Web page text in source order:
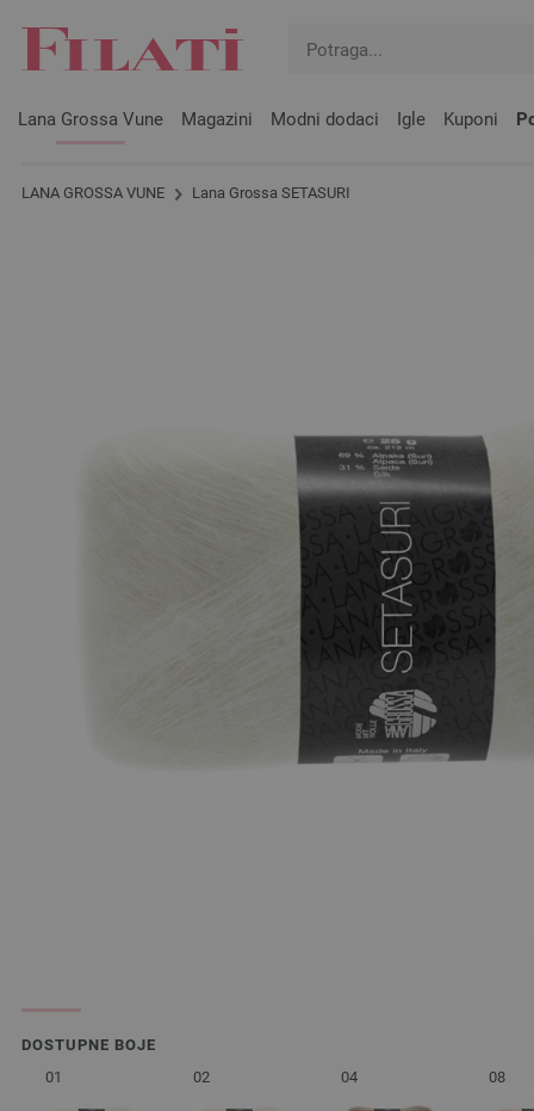
Lana Grossa Vune Magazini Modni dodaci Igle Kuponi
LANA GROSSA VUNE Lana Grossa SETASURI
DOSTUPNE BOJE
01
02 04 08